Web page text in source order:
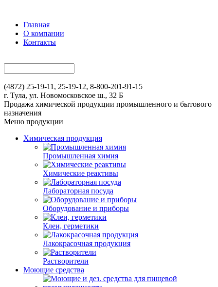
Главная
О компании
Контакты
(4872) 25-19-11, 25-19-12, 8-800-201-91-15
г. Тула, ул. Новомосковское ш., 32 Б
Продажа химической продукции промышленного и бытового
назначения
Меню продукции
Химическая продукция
Промышленная химия
Химические реактивы
Лабораторная посуда
Оборудование и приборы
Клеи, герметики
Лакокрасочная продукция
Растворители
Моющие средства